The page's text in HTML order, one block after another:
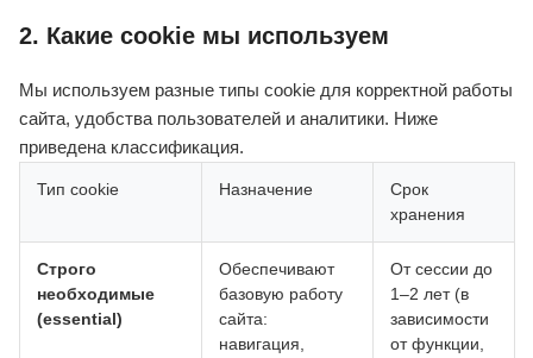
2. Какие cookie мы используем
Мы используем разные типы cookie для корректной работы
сайта, удобства пользователей и аналитики. Ниже
приведена классификация.
Тип cookie Назначение
Срок
хранения
Строго
необходимые
(essential)
Обеспечивают
базовую работу
сайта:
навигация,
От сессии до
1–2 лет (в
зависимости
от функции,